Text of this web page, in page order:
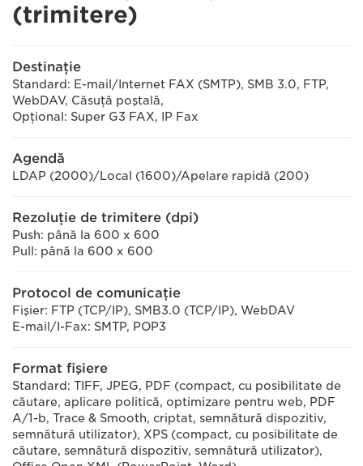
(trimitere)
Destinaţie
Standard: E-mail/Internet FAX (SMTP), SMB 3.0, FTP,
WebDAV, Căsuţă poştală,
Opţional: Super G3 FAX, IP Fax
Agendă
LDAP (2000)/Local (1600)/Apelare rapidă (200)
Rezoluţie de trimitere (dpi)
Push: până la 600 x 600
Pull: până la 600 x 600
Protocol de comunicaţie
Fişier: FTP (TCP/IP), SMB3.0 (TCP/IP), WebDAV
E-mail/I-Fax: SMTP, POP3
Format fişiere
Standard: TIFF, JPEG, PDF (compact, cu posibilitate de
căutare, aplicare politică, optimizare pentru web, PDF
A/1-b, Trace & Smooth, criptat, semnătură dispozitiv,
semnătură utilizator), XPS (compact, cu posibilitate de
căutare, semnătură dispozitiv, semnătură utilizator),